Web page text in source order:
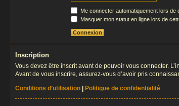
Me connecter automatiquement lors de
Masquer mon statut en ligne lors de
Inscription
Vous devez être inscrit avant de pouvoir vous connecter.
Avant de vous inscrire, assurez-vous d’avoir pris
Conditions d’utilisation
Politique de confidentialité